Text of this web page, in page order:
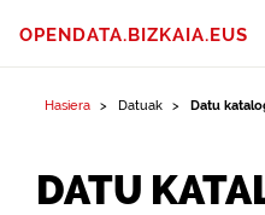
OPENDATA.BIZKAIA.EUS
Hasiera Datuak Datu
DATU